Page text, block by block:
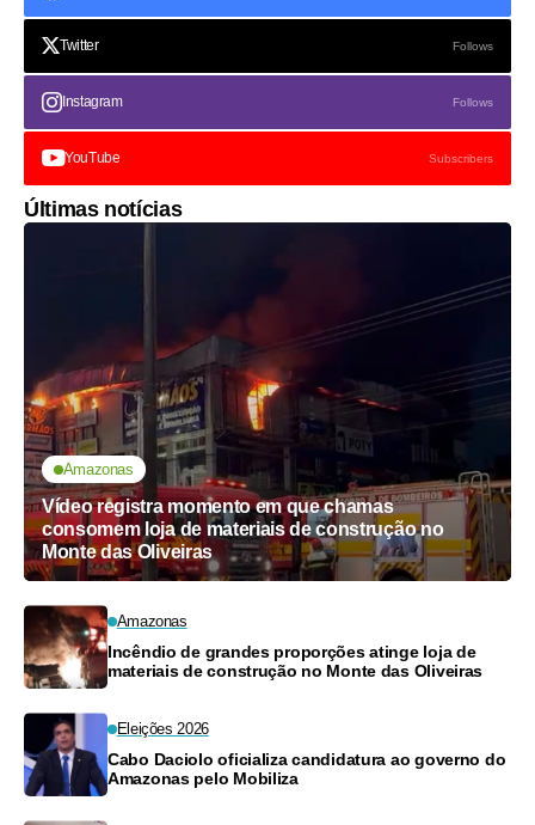
Twitter Follows
Instagram Follows
YouTube Subscribers
Últimas notícias
Amazonas
Vídeo registra momento em que chamas
consomem loja de materiais de construção no
Monte das Oliveiras
Amazonas
Incêndio de grandes proporções atinge loja de
materiais de construção no Monte das Oliveiras
Eleições 2026
Cabo Daciolo oficializa candidatura ao governo do
Amazonas pelo Mobiliza